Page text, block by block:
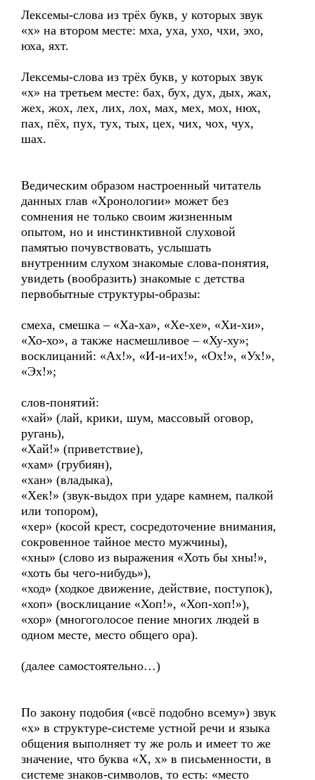
Лексемы-слова из трёх букв, у которых звук
«х» на втором месте: мха, уха, ухо, чхи, эхо,
юха, яхт.
Лексемы-слова из трёх букв, у которых звук
«х» на третьем месте: бах, бух, дух, дых, жах,
жех, жох, лех, лих, лох, мах, мех, мох, нюх,
пах, пёх, пух, тух, тых, цех, чих, чох, чух,
шах.
Ведическим образом настроенный читатель
данных глав «Хронологии» может без
сомнения не только своим жизненным
опытом, но и инстинктивной слуховой
памятью почувствовать, услышать
внутренним слухом знакомые слова-понятия,
увидеть (вообразить) знакомые с детства
первобытные структуры-образы:
смеха, смешка – «Ха-ха», «Хе-хе», «Хи-хи»,
«Хо-хо», а также насмешливое – «Ху-ху»;
восклицаний: «Ах!», «И-и-их!», «Ох!», «Ух!»,
«Эх!»;
слов-понятий:
«хай» (лай, крики, шум, массовый оговор,
ругань),
«Хай!» (приветствие),
«хам» (грубиян),
«хан» (владыка),
«Хек!» (звук-выдох при ударе камнем, палкой
или топором),
«хер» (косой крест, сосредоточение внимания,
сокровенное тайное место мужчины),
«хны» (слово из выражения «Хоть бы хны!»,
«хоть бы чего-нибудь»),
«ход» (ходкое движение, действие, поступок),
«хоп» (восклицание «Хоп!», «Хоп-хоп!»),
«хор» (многоголосое пение многих людей в
одном месте, место общего ора).
(далее самостоятельно…)
По закону подобия («всё подобно всему») звук
«х» в структуре-системе устной речи и языка
общения выполняет ту же роль и имеет то же
значение, что буква «Х, х» в письменности, в
системе знаков-символов, то есть: «место